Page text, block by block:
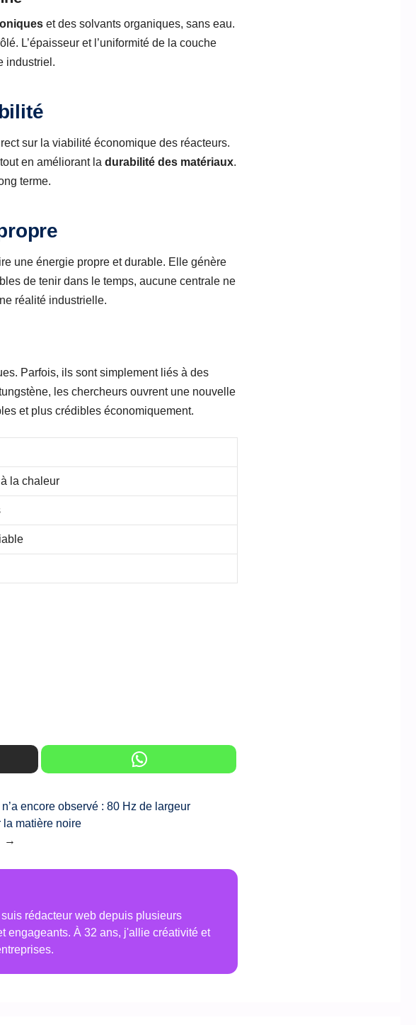
et des solvants organiques, sans eau.
L’épaisseur et l’uniformité de la couche
industriel.
sur la viabilité économique des réacteurs.
en améliorant la durabilité des matériaux.
terme.
une énergie propre et durable. Elle génère
de tenir dans le temps, aucune centrale ne
réalité industrielle.
Parfois, ils sont simplement liés à des
les chercheurs ouvrent une nouvelle
et plus crédibles économiquement.
la chaleur
encore observé : 80 Hz de largeur
la matière noire
→
rédacteur web depuis plusieurs
engageants. À 32 ans, j'allie créativité et